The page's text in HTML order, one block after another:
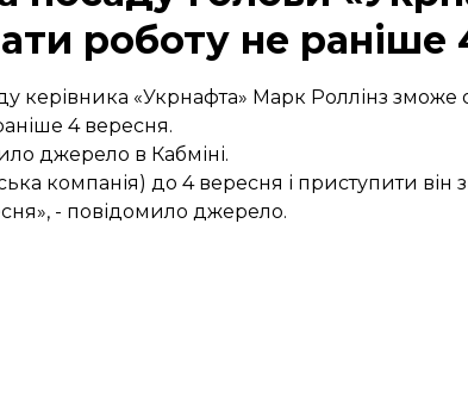
роботу не раніше
керівника «Укрнафта» Марк Роллінз зможе
4 вересня.
джерело в Кабміні.
компанія) до 4 вересня і приступити він
- повідомило джерело.